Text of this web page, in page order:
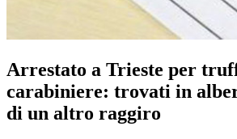
Arrestato a Trieste per
carabiniere: trovati in
di un altro raggiro